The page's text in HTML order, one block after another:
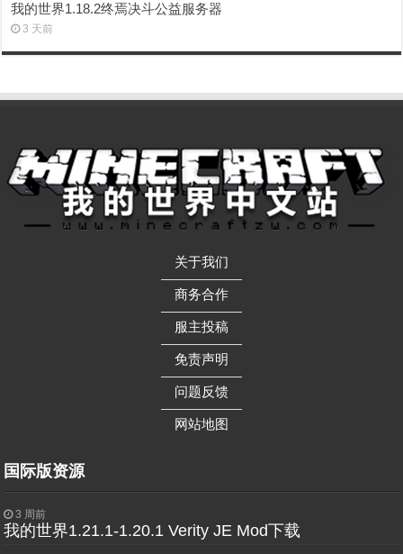
我的世界1.18.2终焉决斗公益服务器
3 天前
关于我们
——————
商务合作
——————
服主投稿
——————
免责声明
——————
问题反馈
——————
网站地图
国际版资源
3 周前
我的世界1.21.1-1.20.1 Verity JE Mod下载